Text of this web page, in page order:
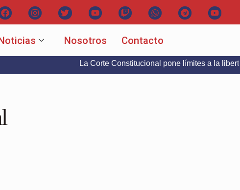
Nosotros Contacto
La Corte Constitucional pone límites a la libertad de